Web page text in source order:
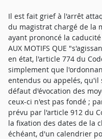
Il est fait grief à l'arrêt
du magistrat chargé de la
ayant prononcé la
AUX MOTIFS QUE
en état, l'article 774 du
simplement que
entendus ou appelés,
défaut d'évocation des
ceux-ci n'est pas fondé ;
prévu par l'article 912 du
la fixation des dates de la
échéant, d'un calendrier